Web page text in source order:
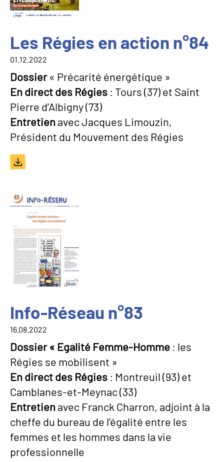
Les Régies en action n°84
01.12.2022
Dossier« Précarité énergétique »
En direct des Régies : Tours (37) et Saint
Pierre d’Albigny (73)
Entretienavec Jacques Limouzin,
Président du Mouvement des Régies
Document
Image
Info-Réseau n°83
16.08.2022
Dossier « Egalité Femme-Homme : les
Régies se mobilisent »
En direct des Régies : Montreuil (93) et
Camblanes-et-Meynac (33)
Entretienavec Franck Charron, adjoint à la
cheffe du bureau de l’égalité entre les
femmes et les hommes dans la vie
professionnelle